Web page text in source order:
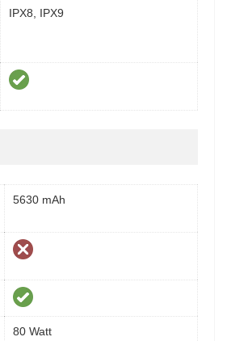
IPX8, IPX9
5630 mAh
80 Watt